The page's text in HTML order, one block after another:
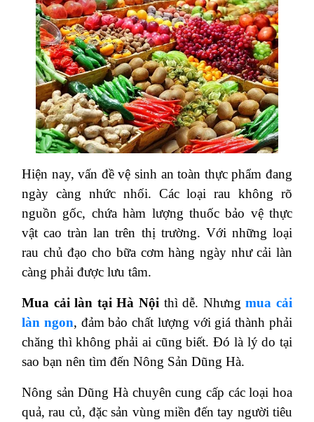
Hiện nay, vấn đề vệ sinh an toàn thực phẩm đang
ngày càng nhức nhối. Các loại rau không rõ
nguồn gốc, chứa hàm lượng thuốc bảo vệ thực
vật cao tràn lan trên thị trường. Với những loại
rau chủ đạo cho bữa cơm hàng ngày như cải làn
càng phải được lưu tâm.
Mua cải làn tại Hà Nội thì dễ. Nhưngmua cải
làn ngon, đảm bảo chất lượng với giá thành phải
chăng thì không phải ai cũng biết. Đó là lý do tại
sao bạn nên tìm đến Nông Sản Dũng Hà.
Nông sản Dũng Hà chuyên cung cấp các loại hoa
quả, rau củ, đặc sản vùng miền đến tay người tiêu